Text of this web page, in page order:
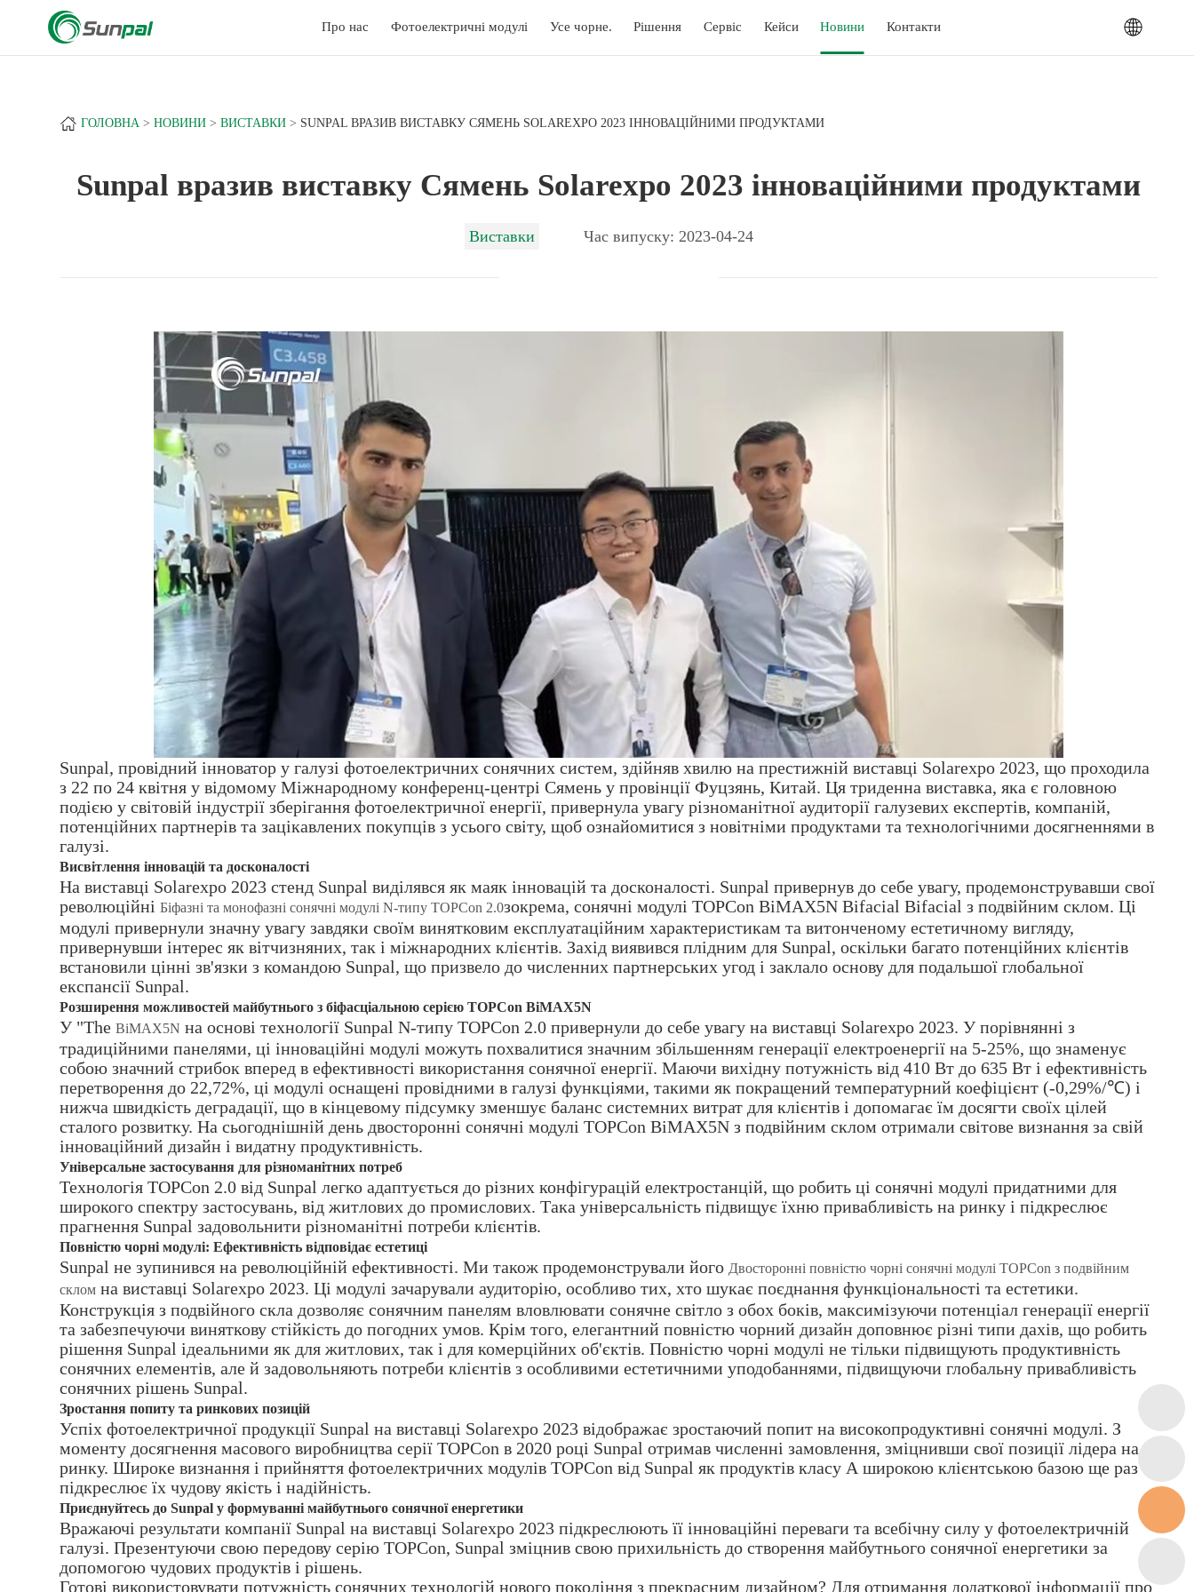
Про нас Фотоелектричні модулі Усе чорне. Рішення Сервіс Кейси Новини Контакти
ГОЛОВНА НОВИНИ ВИСТАВКИ SUNPAL ВРАЗИВ ВИСТАВКУ СЯМЕНЬ SOLAREXPO 2023 ІННОВАЦІЙНИМИ ПРОДУКТАМИ
Sunpal вразив виставку Сямень Solarexpo 2023 інноваційними продуктами
Виставки Час випуску: 2023-04-24
Sunpal, провідний інноватор у галузі фотоелектричних сонячних систем, здійняв хвилю на престижній виставці Solarexpo 2023, що проходила
з 22 по 24 квітня у відомому Міжнародному конференц-центрі Сямень у провінції Фуцзянь, Китай. Ця триденна виставка, яка є головною
подією у світовій індустрії зберігання фотоелектричної енергії, привернула увагу різноманітної аудиторії галузевих експертів, компаній,
потенційних партнерів та зацікавлених покупців з усього світу, щоб ознайомитися з новітніми продуктами та технологічними досягненнями в
галузі.
Висвітлення інновацій та досконалості
На виставці Solarexpo 2023 стенд Sunpal виділявся як маяк інновацій та досконалості. Sunpal привернув до себе увагу, продемонструвавши свої
революційніБіфазні та монофазні сонячні модулі N-типу TOPCon 2.0зокрема, сонячні модулі TOPCon BiMAX5N Bifacial Bifacial з подвійним склом. Ці
модулі привернули значну увагу завдяки своїм винятковим експлуатаційним характеристикам та витонченому естетичному вигляду,
привернувши інтерес як вітчизняних, так і міжнародних клієнтів. Захід виявився плідним для Sunpal, оскільки багато потенційних клієнтів
встановили цінні зв'язки з командою Sunpal, що призвело до численних партнерських угод і заклало основу для подальшої глобальної
експансії Sunpal.
Розширення можливостей майбутнього з біфасціальною серією TOPCon BiMAX5N
У "TheBiMAX5N на основі технології Sunpal N-типу TOPCon 2.0 привернули до себе увагу на виставці Solarexpo 2023. У порівнянні з
традиційними панелями, ці інноваційні модулі можуть похвалитися значним збільшенням генерації електроенергії на 5-25%, що знаменує
собою значний стрибок вперед в ефективності використання сонячної енергії. Маючи вихідну потужність від 410 Вт до 635 Вт і ефективність
перетворення до 22,72%, ці модулі оснащені провідними в галузі функціями, такими як покращений температурний коефіцієнт (-0,29%/℃) і
нижча швидкість деградації, що в кінцевому підсумку зменшує баланс системних витрат для клієнтів і допомагає їм досягти своїх цілей
сталого розвитку. На сьогоднішній день двосторонні сонячні модулі TOPCon BiMAX5N з подвійним склом отримали світове визнання за свій
інноваційний дизайн і видатну продуктивність.
Універсальне застосування для різноманітних потреб
Технологія TOPCon 2.0 від Sunpal легко адаптується до різних конфігурацій електростанцій, що робить ці сонячні модулі придатними для
широкого спектру застосувань, від житлових до промислових. Така універсальність підвищує їхню привабливість на ринку і підкреслює
прагнення Sunpal задовольнити різноманітні потреби клієнтів.
Повністю чорні модулі: Ефективність відповідає естетиці
Sunpal не зупинився на революційній ефективності. Ми також продемонстрували його Двосторонні повністю чорні сонячні модулі TOPCon з подвійним
склом на виставці Solarexpo 2023. Ці модулі зачарували аудиторію, особливо тих, хто шукає поєднання функціональності та естетики.
Конструкція з подвійного скла дозволяє сонячним панелям вловлювати сонячне світло з обох боків, максимізуючи потенціал генерації енергії
та забезпечуючи виняткову стійкість до погодних умов. Крім того, елегантний повністю чорний дизайн доповнює різні типи дахів, що робить
рішення Sunpal ідеальними як для житлових, так і для комерційних об'єктів. Повністю чорні модулі не тільки підвищують продуктивність
сонячних елементів, але й задовольняють потреби клієнтів з особливими естетичними уподобаннями, підвищуючи глобальну привабливість
сонячних рішень Sunpal.
Зростання попиту та ринкових позицій
Успіх фотоелектричної продукції Sunpal на виставці Solarexpo 2023 відображає зростаючий попит на високопродуктивні сонячні модулі. З
моменту досягнення масового виробництва серії TOPCon в 2020 році Sunpal отримав численні замовлення, зміцнивши свої позиції лідера на
ринку. Широке визнання і прийняття фотоелектричних модулів TOPCon від Sunpal як продуктів класу А широкою клієнтською базою ще раз
підкреслює їх чудову якість і надійність.
Приєднуйтесь до Sunpal у формуванні майбутнього сонячної енергетики
Вражаючі результати компанії Sunpal на виставці Solarexpo 2023 підкреслюють її інноваційні переваги та всебічну силу у фотоелектричній
галузі. Презентуючи свою передову серію TOPCon, Sunpal зміцнив свою прихильність до створення майбутнього сонячної енергетики за
допомогою чудових продуктів і рішень.
Готові використовувати потужність сонячних технологій нового покоління з прекрасним дизайном? Для отримання додаткової інформації про